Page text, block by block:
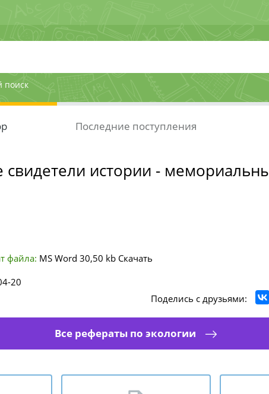
поиск
Последние поступления
истории -
файла: MS Word 30,50 kb Скачать
20
Поделись с друзьями:
Все рефераты по экологии